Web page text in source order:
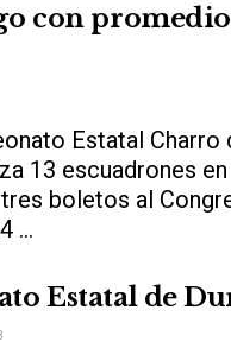
con promedio
Estatal Charro
13 escuadrones
tres boletos al
...
Estatal de